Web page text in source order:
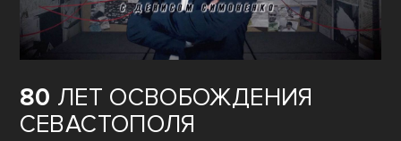
80 ЛЕТ ОСВОБОЖДЕНИЯ
СЕВАСТОПОЛЯ